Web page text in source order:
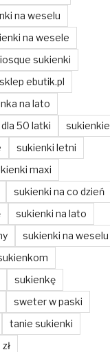
na weselu
na wesele
sukienki
sklep ebutik.pl
na lato
50 latki
sukienkie
sukienki letni
maxi
sukienki na co dzień
sukienki na lato
sukienki na weselu
sukienkę
sweter w paski
tanie sukienki